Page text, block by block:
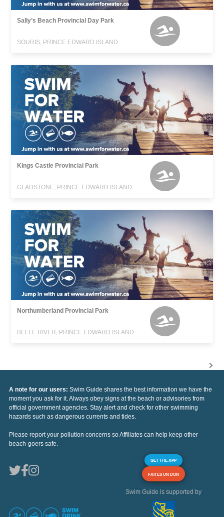
Sally’s Beach Provincial Day Park
SOURIS, PRINCE EDWARD ISLAND
Kings Castle Provincial Park
GLADSTONE, PRINCE EDWARD ISLAND
Northumberland Provincial Park
BELLE RIVER, PRINCE EDWARD ISLAND
A note for our users: Swim Guide shares the best information we have the
moment you ask for it. Always obey signs at the beach or advisories from
official government agencies. Stay alert and check for other swimming
hazards such as dangerous currents and tides.
Please report your pollution concerns so Affiliates can help keep other
beach-goers safe.
GET THE APP
FAITES UN DON
Swim Guide is supported by